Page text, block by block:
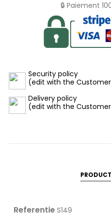
🔒 Paiement
Security policy
(edit with the
Delivery policy
(edit with the
Referentie S149